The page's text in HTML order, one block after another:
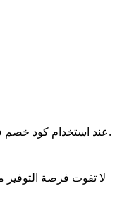
عند استخدام كود خصم فاميليا 2025، بإمكانك توفير المزيد أثناء شراء هذه الوسائل التعليمية المبتكرة، مما يمنح أطفالك تجربة ممتعة وهادفة بتكلفة أقل.